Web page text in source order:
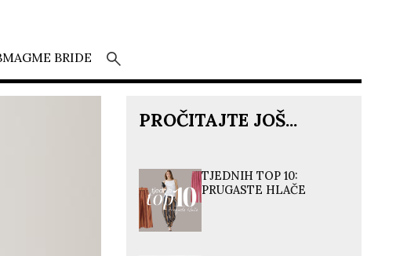
MAGME BRIDE
PROČITAJTE JOŠ...
TJEDNIH TOP 10:
PRUGASTE HLAČE